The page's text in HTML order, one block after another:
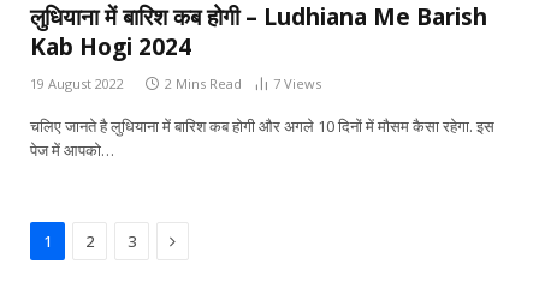
लुधियाना में बारिश कब होगी – Ludhiana Me Barish
Kab Hogi 2024
19 August 2022 2 Mins Read 7 Views
चलिए जानते है लुधियाना में बारिश कब होगी और अगले 10 दिनों में मौसम कैसा रहेगा. इस
पेज में आपको…
1 2 3 Next